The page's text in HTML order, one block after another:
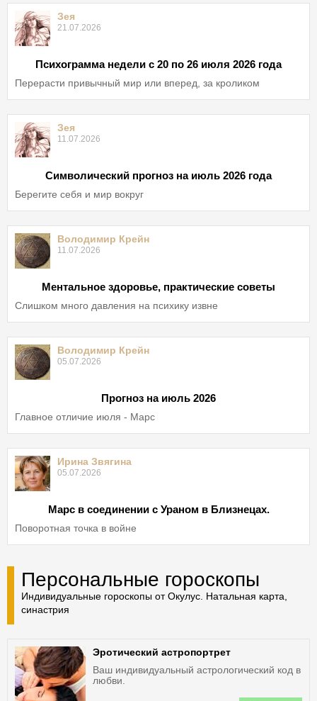
Зея
21.07.2026
Психограмма недели с 20 по 26 июля 2026 года
Перерасти привычный мир или вперед, за кроликом
Зея
11.07.2026
Символический прогноз на июль 2026 года
Берегите себя и мир вокруг
Володимир Крейн
11.07.2026
Ментальное здоровье, практические советы
Слишком много давления на психику извне
Володимир Крейн
05.07.2026
Прогноз на июль 2026
Главное отличие июля - Марс
Ирина Звягина
05.07.2026
Марс в соединении с Ураном в Близнецах.
Поворотная точка в войне
Персональные гороскопы
Индивидуальные гороскопы от Окулус. Натальная карта,
синастрия
Эротический астропортрет
Ваш индивидуальный астрологический код в
любви.